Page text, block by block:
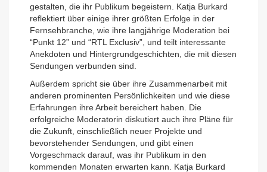
gestalten, die ihr Publikum begeistern. Katja Burkard
reflektiert über einige ihrer größten Erfolge in der
Fernsehbranche, wie ihre langjährige Moderation bei
“Punkt 12” und “RTL Exclusiv”, und teilt interessante
Anekdoten und Hintergrundgeschichten, die mit diesen
Sendungen verbunden sind.
Außerdem spricht sie über ihre Zusammenarbeit mit
anderen prominenten Persönlichkeiten und wie diese
Erfahrungen ihre Arbeit bereichert haben. Die
erfolgreiche Moderatorin diskutiert auch ihre Pläne für
die Zukunft, einschließlich neuer Projekte und
bevorstehender Sendungen, und gibt einen
Vorgeschmack darauf, was ihr Publikum in den
kommenden Monaten erwarten kann. Katja Burkard